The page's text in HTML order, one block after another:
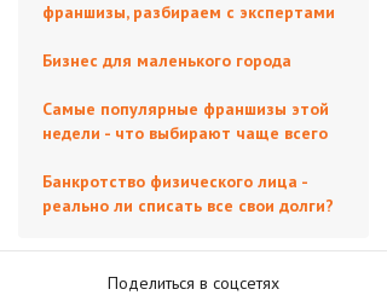
франшизы, разбираем с экспертами
Бизнес для маленького города
Самые популярные франшизы этой
недели - что выбирают чаще всего
Банкротство физического лица -
реально ли списать все свои долги?
Поделиться в соцсетях